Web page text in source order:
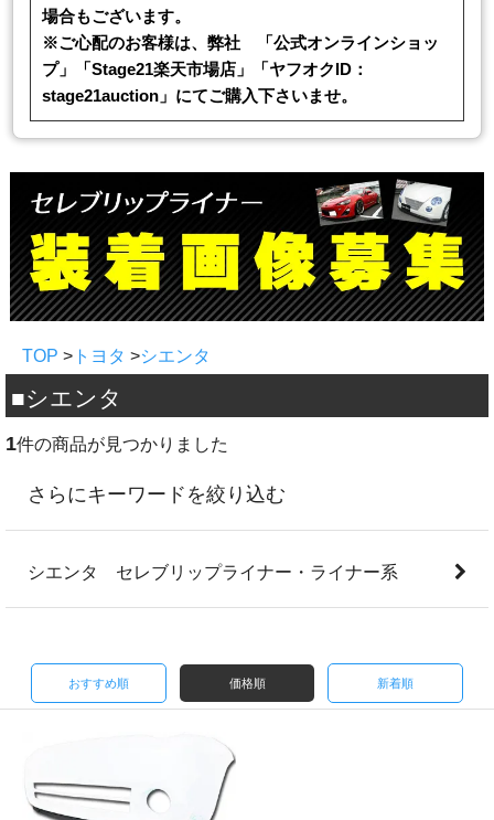
場合もございます。
※ご心配のお客様は、弊社 「公式オンラインショッ
プ」「Stage21楽天市場店」「ヤフオクID：
stage21auction」にてご購入下さいませ。
TOP > トヨタ >シエンタ
■シエンタ
1件の商品が見つかりました
さらにキーワードを絞り込む
シエンタ セレブリップライナー・ライナー系
おすすめ順 価格順 新着順